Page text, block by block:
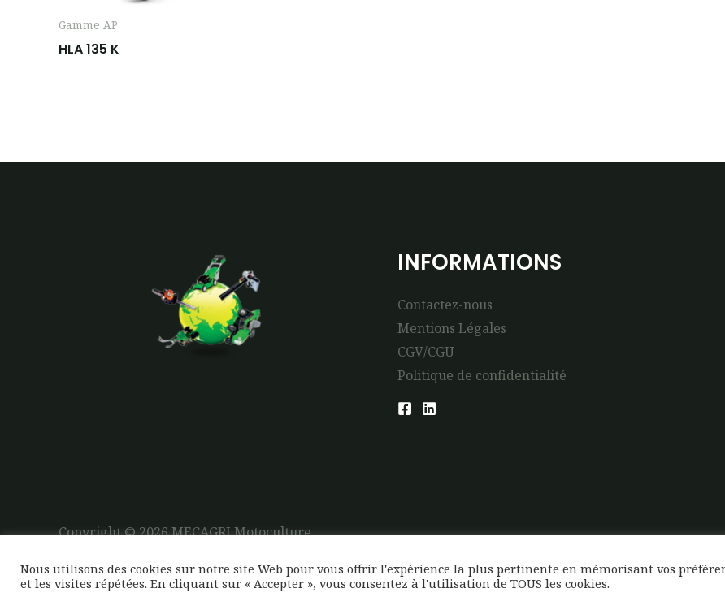
Gamme AP
HLA 135 K
INFORMATIONS
Contactez-nous
Mentions Légales
CGV/CGU
Politique de confidentialité
Copyright © 2026 MECAGRI Motoculture
Nous utilisons des cookies sur notre site Web pour vous offrir l'expérience la plus pertinente en mémorisant vos
et les visites répétées. En cliquant sur « Accepter », vous consentez à l'utilisation de TOUS les cookies.